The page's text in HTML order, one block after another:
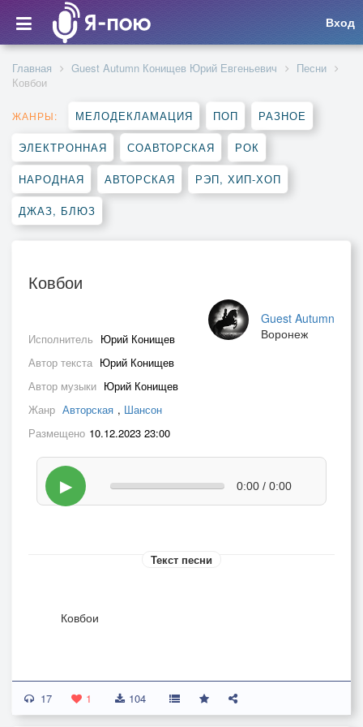
Вход
Главная Guest Autumn Конищев Юрий Евгеньевич
Песни
Ковбои
ЖАНРЫ: МЕЛОДЕКЛАМАЦИЯ ПОП РАЗНОЕ
ЭЛЕКТРОННАЯ СОАВТОРСКАЯ РОК
НАРОДНАЯ АВТОРСКАЯ РЭП, ХИП-ХОП
ДЖАЗ, БЛЮЗ
Ковбои
Guest Autumn
Воронеж
Исполнитель Юрий Конищев
Автор текста Юрий Конищев
Автор музыки Юрий Конищев
Жанр Авторская , Шансон
Размещено 10.12.2023 23:00
▶ 0:00 / 0:00
Текст песни
Ковбои
Ты девушка в белом, ты рюмка вина,
Ты фея ночная, ты в небе луна.
Ты в баре ковбойском живёшь много лет.
17 1 104